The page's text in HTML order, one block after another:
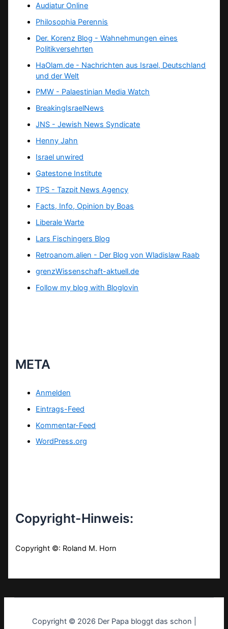
Audiatur Online
Philosophia Perennis
Der. Korenz Blog - Wahnehmungen eines
Politikversehrten
HaOlam.de - Nachrichten aus Israel, Deutschland
und der Welt
PMW - Palaestinian Media Watch
BreakingIsraelNews
JNS - Jewish News Syndicate
Henny Jahn
Israel unwired
Gatestone Institute
TPS -Tazpit News Agency
Facts, Info, Opinion by Boas
Liberale Warte
Lars Fischingers Blog
Retroanom.alien - Der Blog von Wladislaw Raab
grenzWissenschaft-aktuell.de
Follow my blog with Bloglovin
META
Anmelden
Eintrags-Feed
Kommentar-Feed
WordPress.org
Copyright-Hinweis:
Copyright ©: Roland M. Horn
Copyright © 2026 Der Papa bloggt das schon |